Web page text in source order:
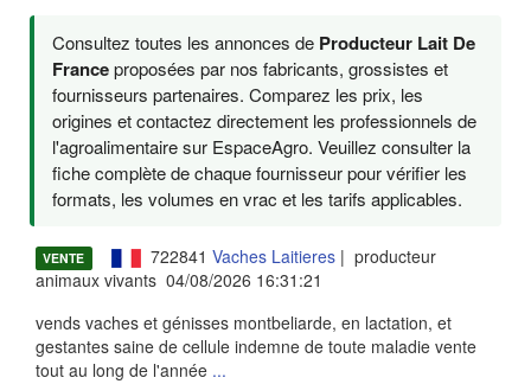
Consultez toutes les annonces de Producteur Lait De
Franceproposées par nos fabricants, grossistes et
fournisseurs partenaires. Comparez les prix, les
origines et contactez directement les professionnels de
l'agroalimentaire sur EspaceAgro. Veuillez consulter la
fiche complète de chaque fournisseur pour vérifier les
formats, les volumes en vrac et les tarifs applicables.
VENTE 722841 Vaches Laitieres| producteur
animaux vivants 04/08/2026 16:31:21
vends vaches et génisses montbeliarde, en lactation, et
gestantes saine de cellule indemne de toute maladie vente
tout au long de l'année ...